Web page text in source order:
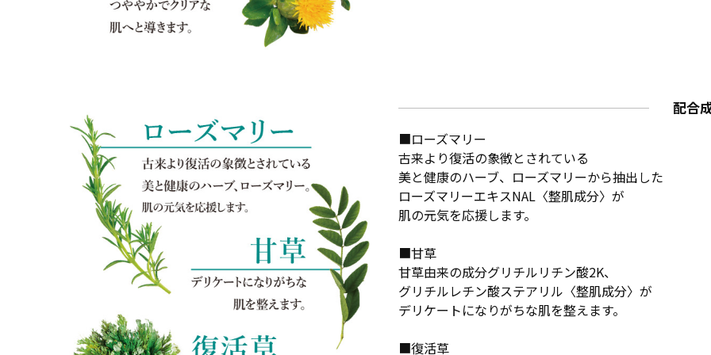
配合
■ローズマリー
古来より復活の象徴とされている
美と健康のハーブ、ローズマリーから抽出した
ローズマリーエキスNAL〈整肌成分〉が
肌の元気を応援します。
■甘草
甘草由来の成分グリチルリチン酸2K、
グリチルレチン酸ステアリル〈整肌成分〉が
デリケートになりがちな肌を整えます。
■復活草